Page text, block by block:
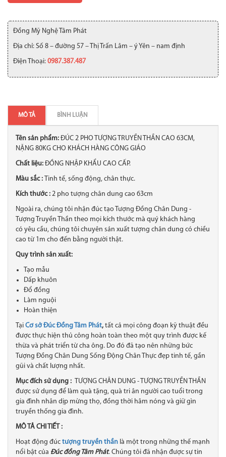
Đồng Mỹ Nghệ Tâm Phát
Địa chỉ: Số 8 – đường 57 – Thị Trấn Lâm – ý Yên – nam định
Điện Thoại: 0987.387.487
MÔ TẢ BÌNH LUẬN
Tên sản phẩm: ĐÚC 2 PHO TƯỢNG TRUYỀN THẦN CAO 63CM,
NẶNG 80KG CHO KHÁCH HÀNG CÔNG GIÁO
Chất liệu: ĐỒNG NHẬP KHẨU CAO CẤP.
Màu sắc : Tinh tế, sống động, chân thực.
Kích thước : 2 pho tượng chân dung cao 63cm
Ngoài ra, chúng tôi nhận đúc tạo Tượng Đồng Chân Dung -
Tượng Truyền Thần theo mọi kích thước mà quý khách hàng
có yêu cầu, chúng tôi chuyên sản xuất tượng chân dung có chiều
cao từ 1m cho đến bằng người thật.
Quy trình sản xuất:
Tạo mẫu
Dấp khuôn
Đổ đồng
Làm nguội
Hoàn thiện
Tại Cơ sở Đúc Đồng Tâm Phát, tất cả mọi công đoạn kỹ thuật đều
được thực hiện thủ công hoàn toàn theo một quy trình được kế
thừa và phát triển từ cha ông. Do đó đã tạo nên những bức
Tượng Đồng Chân Dung Sống Động Chân Thực đẹp tinh tế​, gần
gũi và chất lượng nhất.
Mục đích sử dụng : TƯỢNG CHÂN DUNG - TƯỢNG TRUYỀN THẦN
được sử dụng để làm quà tặng, quà tri ân người cao tuổi trong
gia đình nhân dịp mừng thọ, đồng thời hâm nóng và giữ gìn
truyền thống gia đình.
MÔ TẢ CHI TIẾT :
Hoạt động đúc tượng truyền thần là một trong những thế mạnh
nổi bật của Đúc đồng Tâm Phát. Chúng tôi đã nhận được sự tin